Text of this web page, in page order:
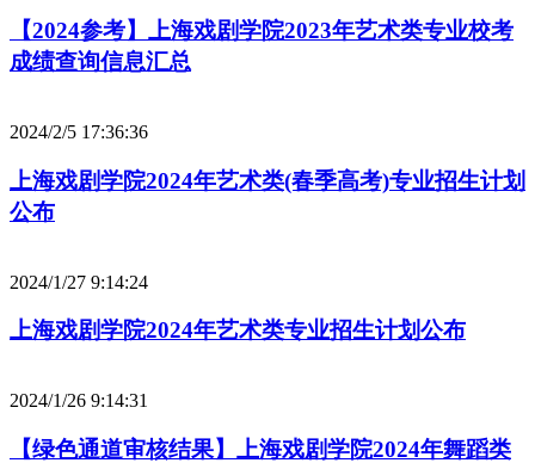
【2024参考】上海戏剧学院2023年艺术类专业校考
成绩查询信息汇总
2024/2/5 17:36:36
上海戏剧学院2024年艺术类(春季高考)专业招生计划
公布
2024/1/27 9:14:24
上海戏剧学院2024年艺术类专业招生计划公布
2024/1/26 9:14:31
【绿色通道审核结果】上海戏剧学院2024年舞蹈类